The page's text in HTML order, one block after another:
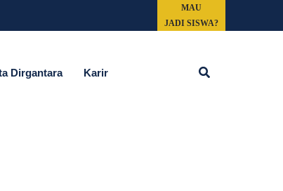
MAU
JADI SISWA?
Dirgantara Karir Cari